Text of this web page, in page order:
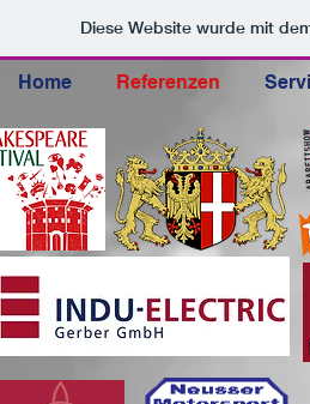
Diese Website wurde mit
Home Referenzen